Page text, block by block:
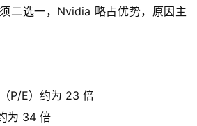
二选一，Nvidia 略占优势，原因主
P/E）约为 23 倍
为 34 倍